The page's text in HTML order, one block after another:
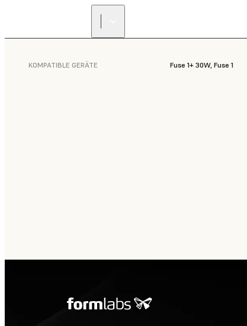
KOMPATIBLE GERÄTE Fuse 1+ 30W, Fuse 1